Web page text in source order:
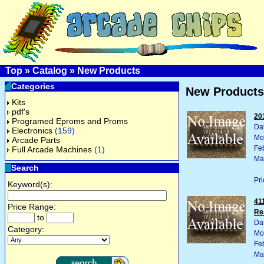
Top » Catalog » New Products
Categories
Kits
pdf's
Programed Eproms and Proms
Electronics (159)
Arcade Parts
Full Arcade Machines (1)
Search
Keyword(s):
Price Range:
to
Category:
New Products